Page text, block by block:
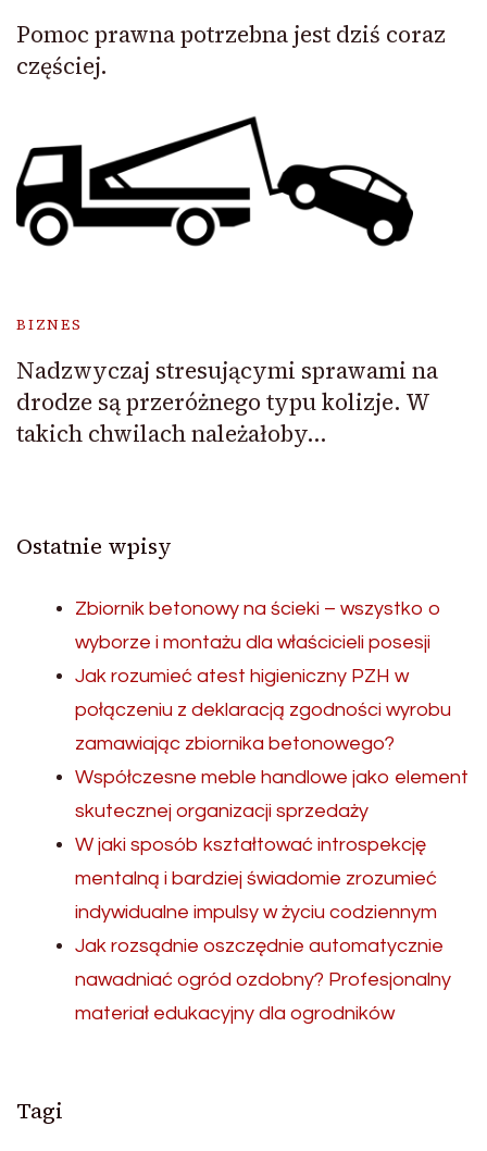
Pomoc prawna potrzebna jest dziś coraz
częściej.
BIZNES
Nadzwyczaj stresującymi sprawami na
drodze są przeróżnego typu kolizje. W
takich chwilach należałoby…
Ostatnie wpisy
Zbiornik betonowy na ścieki – wszystko o
wyborze i montażu dla właścicieli posesji
Jak rozumieć atest higieniczny PZH w
połączeniu z deklaracją zgodności wyrobu
zamawiając zbiornika betonowego?
Współczesne meble handlowe jako element
skutecznej organizacji sprzedaży
W jaki sposób kształtować introspekcję
mentalną i bardziej świadomie zrozumieć
indywidualne impulsy w życiu codziennym
Jak rozsądnie oszczędnie automatycznie
nawadniać ogród ozdobny? Profesjonalny
materiał edukacyjny dla ogrodników
Tagi